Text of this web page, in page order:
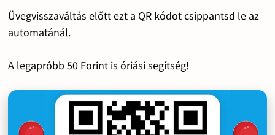
Üvegvisszaváltás előtt ezt a QR kódot csippantsd le az
automatánál.
A legapróbb 50 Forint is óriási segítség!